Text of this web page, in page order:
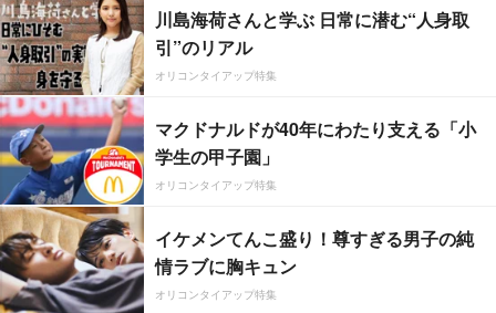
川島海荷さんと学ぶ 日常に潜む“人身取
引”のリアル
オリコンタイアップ特集
マクドナルドが40年にわたり支える「小
学生の甲子園」
オリコンタイアップ特集
イケメンてんこ盛り！尊すぎる男子の純
情ラブに胸キュン
オリコンタイアップ特集